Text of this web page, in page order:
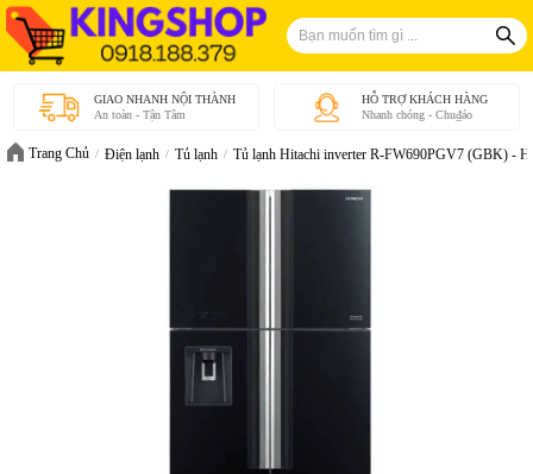
GIAO NHANH NỘI THÀNH
An toàn - Tận Tâm
HỖ TRỢ KHÁCH HÀNG
Nhanh chóng - Chu₫áo
Trang Chủ Điện lạnh Tủ lạnh Tủ lạnh Hitachi inverter R-FW690PGV7 (GBK) -